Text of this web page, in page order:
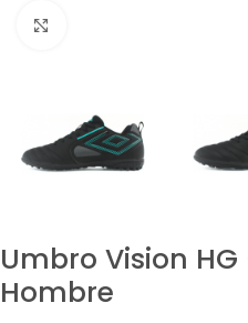
Umbro Vision
Hombre